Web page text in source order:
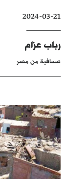
الأرشيف
2024-03-21
رباب عزام
صحافية من مصر